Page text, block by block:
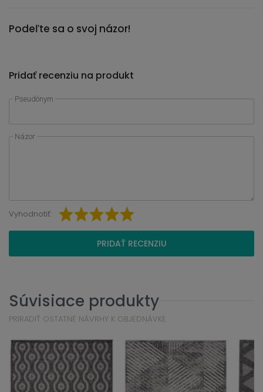
Podeľte sa o svoj názor!
Pridať recenziu na produkt
Pseudónym
Názor
Vyhodnotiť:
PRIDAŤ RECENZIU
Súvisiace produkty
PRIRADIŤ OSTATNÉ NÁVRHY K OBJEDNÁVKE